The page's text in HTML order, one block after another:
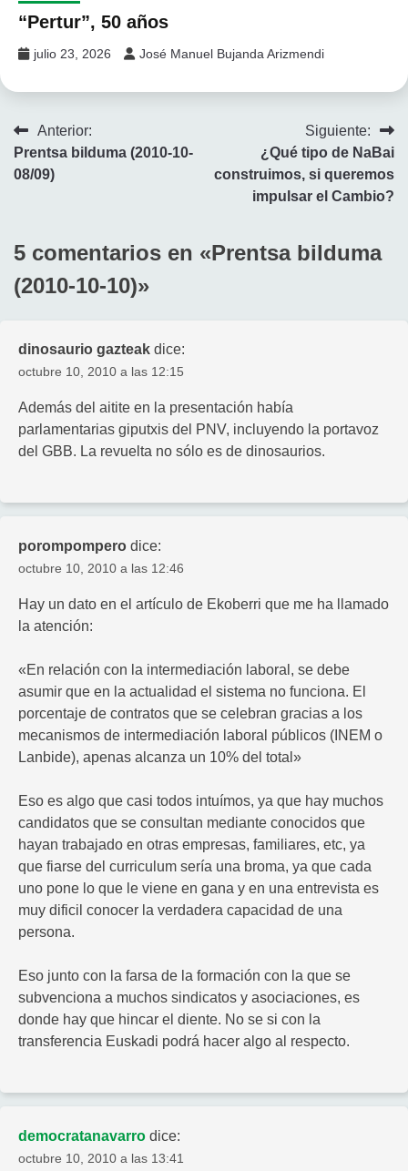
“Pertur”, 50 años
julio 23, 2026 José Manuel Bujanda Arizmendi
Navegación
de
Anterior:
Prentsa bilduma (2010-10-
08/09)
Siguiente:
¿Qué tipo de NaBai
construimos, si queremos
impulsar el Cambio?
5 comentarios en «Prentsa bilduma
(2010-10-10)»
dinosaurio gazteak dice:
octubre 10, 2010 a las 12:15
Además del aitite en la presentación había
parlamentarias giputxis del PNV, incluyendo la portavoz
del GBB. La revuelta no sólo es de dinosaurios.
porompompero dice:
octubre 10, 2010 a las 12:46
Hay un dato en el artículo de Ekoberri que me ha llamado
la atención:
«En relación con la intermediación laboral, se debe
asumir que en la actualidad el sistema no funciona. El
porcentaje de contratos que se celebran gracias a los
mecanismos de intermediación laboral públicos (INEM o
Lanbide), apenas alcanza un 10% del total»
Eso es algo que casi todos intuímos, ya que hay muchos
candidatos que se consultan mediante conocidos que
hayan trabajado en otras empresas, familiares, etc, ya
que fiarse del curriculum sería una broma, ya que cada
uno pone lo que le viene en gana y en una entrevista es
muy dificil conocer la verdadera capacidad de una
persona.
Eso junto con la farsa de la formación con la que se
subvenciona a muchos sindicatos y asociaciones, es
donde hay que hincar el diente. No se si con la
transferencia Euskadi podrá hacer algo al respecto.
democratanavarro dice:
octubre 10, 2010 a las 13:41